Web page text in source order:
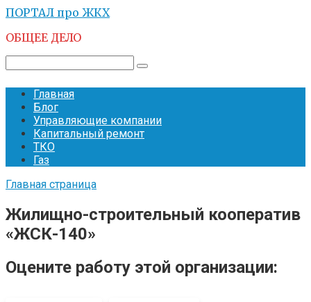
Перейти
контенту
ПОРТАЛ про ЖКХ
ОБЩЕЕ ДЕЛО
Главная
Блог
Управляющие компании
Капитальный ремонт
ТКО
Газ
Главная страница
Жилищно-строительный кооператив
«ЖСК-140»
Оцените работу этой организации: